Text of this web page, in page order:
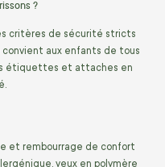
?
critères de sécurité stricts
convient aux enfants de tous
étiquettes et attaches en
et rembourrage de confort
yeux en polymère